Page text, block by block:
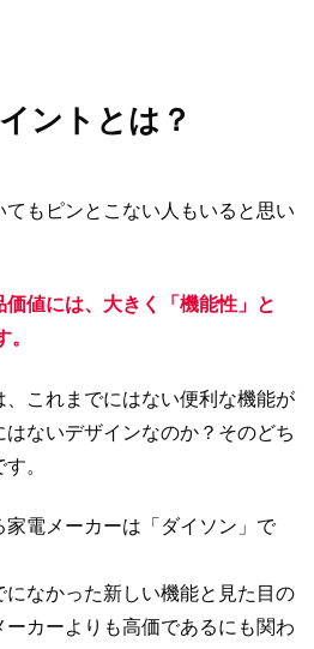
ントとは？
もピンとこない人もいると思い
価値には、大きく「機能性」と
。
これまでにはない便利な機能が
ないデザインなのか？そのどち
。
電メーカーは「ダイソン」で
になかった新しい機能と見た目の
カーよりも高価であるにも関わ